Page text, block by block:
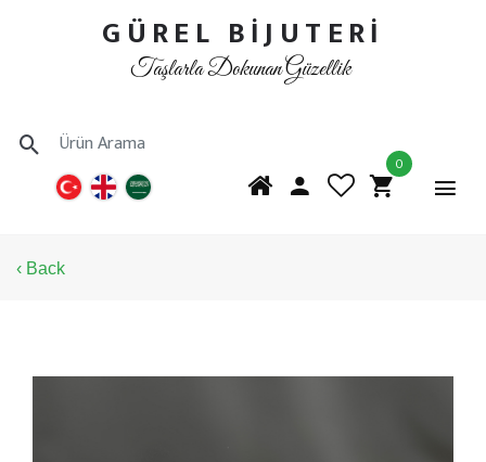
GÜREL BİJUTERİ
Taşlarla Dokunan Güzellik
0
‹ Back